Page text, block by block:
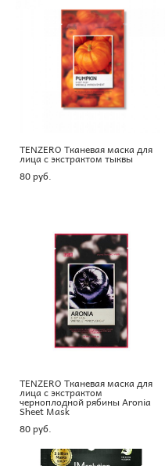
TENZERO Тканевая маска для
лица с экстрактом тыквы
80 pуб.
TENZERO Тканевая маска для
лица с экстрактом
черноплодной рябины Aronia
Sheet Mask
80 pуб.